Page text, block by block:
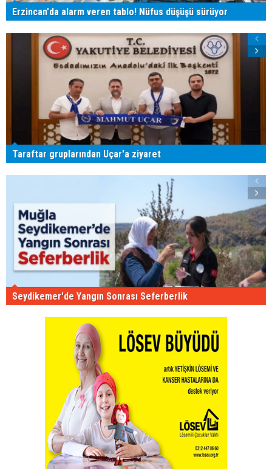
Erzincan'da alarm veren tablo! Nüfus düşüşü sürüyor
Taraftar gruplarından Uçar'a ziyaret
Seydikemer'de Yangın Sonrası Seferberlik